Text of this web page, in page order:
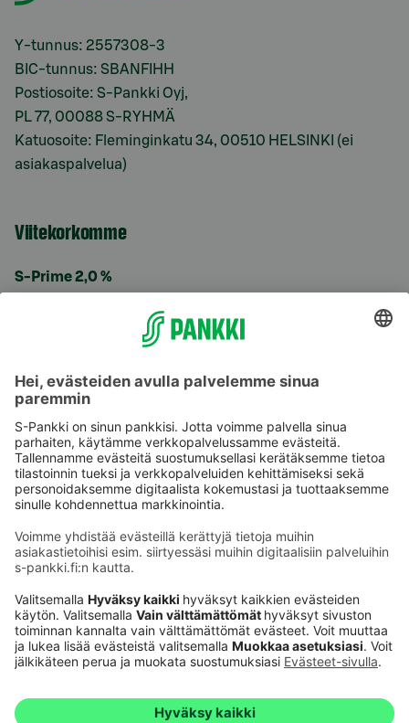
Y-tunnus: 2557308-3
BIC-tunnus: SBANFIHH
Postiosoite: S-Pankki Oyj,
PL 77, 00088 S-RYHMÄ
Katuosoite: Fleminginkatu 34, 00510 HELSINKI (ei
asiakaspalvelua)
Viitekorkomme
S-Prime 2,0 %
Käyttöehdot
Saavutettavuusseloste
Evästeet
Verkkopalvelujen käytön edellytykset